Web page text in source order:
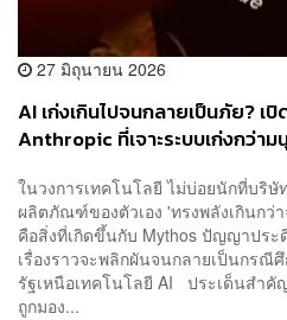
27 มิถุนายน 2026
AI เก่งเกินไปจนกลายเป็นภัย? เ
Anthropic ที่เจาะระบบเก่งกว่า
ในวงการเทคโนโลยี ไม่บ่อยนักที่บริ
ผลิตภัณฑ์ของตัวเอง 'ทรงพลังเกินก
คือสิ่งที่เกิดขึ้นกับ Mythos ปัญญาประ
เรื่องราวจะพลิกผันจนกลายเป็นกรณี
รัฐเหนือเทคโนโลยี AI ประเด็นสำ
ถูกมอง...